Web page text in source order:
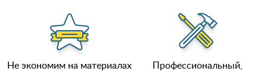
Не экономим на материалах
Профессиональный,